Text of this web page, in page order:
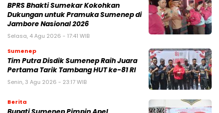
BPRS Bhakti Sumekar Kokohkan
Dukungan untuk Pramuka Sumenep di
Jambore Nasional 2026
Selasa, 4 Agu 2026 - 17:41 WIB
Sumenep
Tim Putra Disdik Sumenep Raih Juara
Pertama Tarik Tambang HUT ke-81 RI
Senin, 3 Agu 2026 - 23:17 WIB
Berita